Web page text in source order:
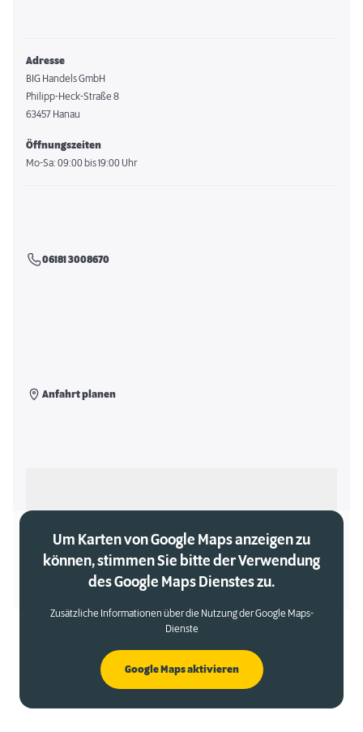
Adresse
BIG Handels GmbH
Philipp-Heck-Straße 8
63457 Hanau
Öffnungszeiten
Mo-Sa: 09:00 bis 19:00 Uhr
06181 3008670
Anfahrt planen
Um Karten von Google Maps anzeigen zu
können, stimmen Sie bitte der Verwendung
des Google Maps Dienstes zu.
Zusätzliche Informationen über die Nutzung der Google Maps-
Dienste
Google Maps aktivieren